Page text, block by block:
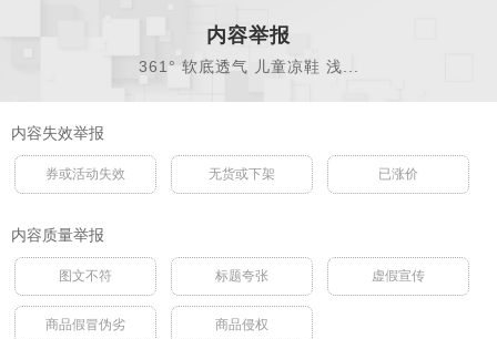
内容举报
361° 软底透气 儿童凉鞋 浅...
内容失效举报
券或活动失效 无货或下架 已涨价
内容质量举报
图文不符 标题夸张 虚假宣传
商品假冒伪劣 商品侵权